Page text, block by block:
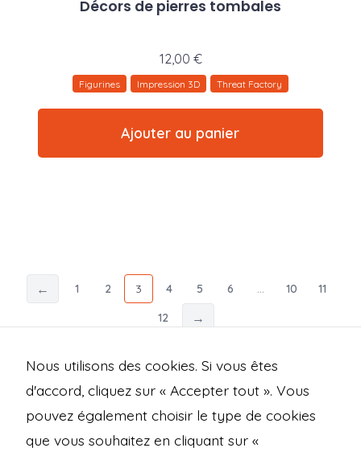
Décors de pierres tombales
12,00 €
Figurines Impression 3D Threat Factory
Ajouter au panier
← 1 2 3 4 5 6 … 10
11
12
→
Open
Open
Open
Nous utilisons des cookies. Si vous êtes
d'accord, cliquez sur « Accepter tout ». Vous
pouvez également choisir le type de cookies
que vous souhaitez en cliquant sur «